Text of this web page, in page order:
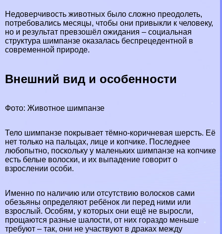
Недоверчивость животных было сложно преодолеть,
потребовались месяцы, чтобы они привыкли к человеку,
но и результат превзошёл ожидания – социальная
структура шимпанзе оказалась беспрецедентной в
современной природе.
Внешний вид и особенности
Фото: Животное шимпанзе
Тело шимпанзе покрывает тёмно-коричневая шерсть. Её
нет только на пальцах, лице и копчике. Последнее
любопытно, поскольку у маленьких шимпанзе на копчике
есть белые волоски, и их выпадение говорит о
взрослении особи.
Именно по наличию или отсутствию волосков сами
обезьяны определяют ребёнок ли перед ними или
взрослый. Особям, у которых они ещё не выросли,
прощаются разные шалости, от них гораздо меньше
требуют – так, они не участвуют в дpaках между